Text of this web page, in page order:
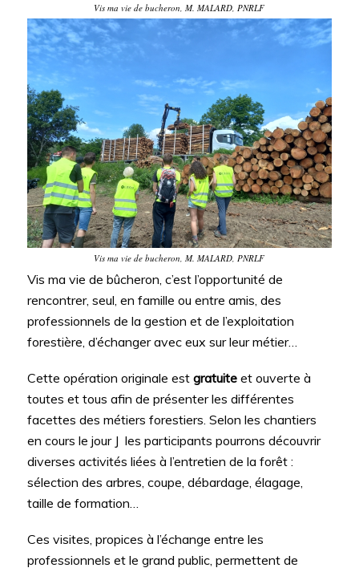
Vis ma vie de bucheron, M. MALARD, PNRLF
Vis ma vie de bucheron, M. MALARD, PNRLF
Vis ma vie de bûcheron, c’est l’opportunité de
rencontrer, seul, en famille ou entre amis, des
professionnels de la gestion et de l’exploitation
forestière, d’échanger avec eux sur leur métier…
Cette opération originale est gratuiteet ouverte à
toutes et tous afin de présenter les différentes
facettes des métiers forestiers. Selon les chantiers
en cours le jour J les participants pourrons découvrir
diverses activités liées à l’entretien de la forêt :
sélection des arbres, coupe, débardage, élagage,
taille de formation…
Ces visites, propices à l’échange entre les
professionnels et le grand public, permettent de